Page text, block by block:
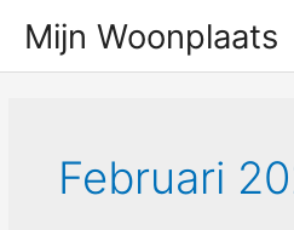
naarMijn Woonplaats
Februari